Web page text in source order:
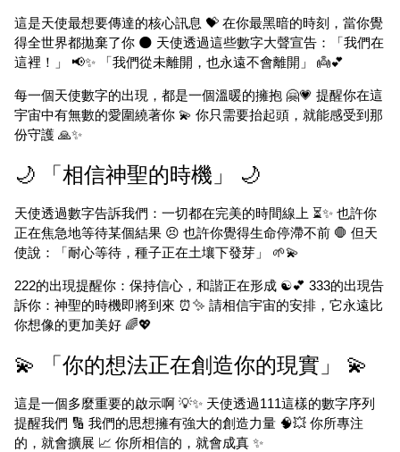
這是天使最想要傳達的核心訊息 💝 在你最黑暗的時刻，當你覺
得全世界都拋棄了你 🌑 天使透過這些數字大聲宣告：「我們在
這裡！」 📢✨ 「我們從未離開，也永遠不會離開」 👼💕
每一個天使數字的出現，都是一個溫暖的擁抱 🤗💗 提醒你在這
宇宙中有無數的愛圍繞著你 💫 你只需要抬起頭，就能感受到那
份守護 🙏✨
🌙 「相信神聖的時機」 🌙
天使透過數字告訴我們：一切都在完美的時間線上 ⏳✨ 也許你
正在焦急地等待某個結果 😣 也許你覺得生命停滯不前 🛑 但天
使說：「耐心等待，種子正在土壤下發芽」 🌱💫
222的出現提醒你：保持信心，和諧正在形成 ☯️💕 333的出現告
訴你：神聖的時機即將到來 ⏰✨ 請相信宇宙的安排，它永遠比
你想像的更加美好 🌈💖
💫 「你的想法正在創造你的現實」 💫
這是一個多麼重要的啟示啊 💡✨ 天使透過111這樣的數字序列
提醒我們 🔢 我們的思想擁有強大的創造力量 🧠💥 你所專注
的，就會擴展 📈 你所相信的，就會成真 ✨